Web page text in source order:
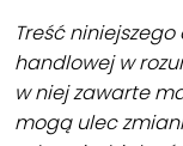
Treść
handlowej w
w niej zawarte
mogą ulec